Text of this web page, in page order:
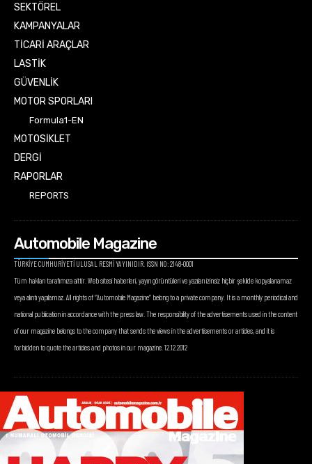
SEKTÖREL
KAMPANYALAR
TİCARİ ARAÇLAR
LASTİK
GÜVENLİK
MOTOR SPORLARI
Formula1-EN
MOTOSİKLET
DERGİ
RAPORLAR
REPORTS
Automobile Magazine
TÜRKİYE CUMHURİYETİ ULUSAL RESMİ YAYINIDIR. ISSN NO: 2148-0001
Tüm hakları tarafımıza aittir. Web sitesi haberleri, yayın görüntüleri ve yazıları izinsiz hiçbir şekilde kopyalanamaz
veya alıntı yapılamaz. All rights of “Automobile Magazine” belong to a private company. It is a monthly periodical and
national publication in accordance with the press law. The responsibility of the advertisements used in the content
of our magazine belongs to the company that sends the views in the advertisements or articles, and it is
forbidden to quote the articles and photos in our magazine. 12.12.2012